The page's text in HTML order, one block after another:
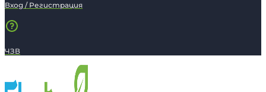
Вход / Регистрация
ЧЗВ